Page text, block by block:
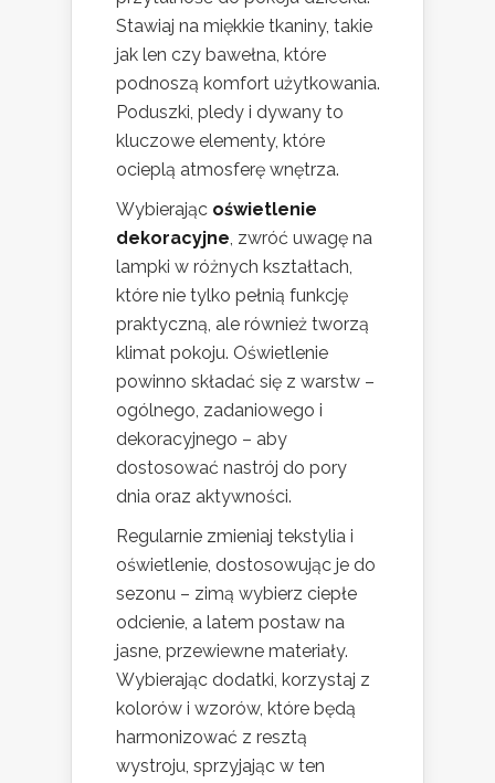
Stawiaj na miękkie tkaniny, takie
jak len czy bawełna, które
podnoszą komfort użytkowania.
Poduszki, pledy i dywany to
kluczowe elementy, które
ocieplą atmosferę wnętrza.
Wybierając oświetlenie
dekoracyjne, zwróć uwagę na
lampki w różnych kształtach,
które nie tylko pełnią funkcję
praktyczną, ale również tworzą
klimat pokoju. Oświetlenie
powinno składać się z warstw –
ogólnego, zadaniowego i
dekoracyjnego – aby
dostosować nastrój do pory
dnia oraz aktywności.
Regularnie zmieniaj tekstylia i
oświetlenie, dostosowując je do
sezonu – zimą wybierz ciepłe
odcienie, a latem postaw na
jasne, przewiewne materiały.
Wybierając dodatki, korzystaj z
kolorów i wzorów, które będą
harmonizować z resztą
wystroju, sprzyjając w ten